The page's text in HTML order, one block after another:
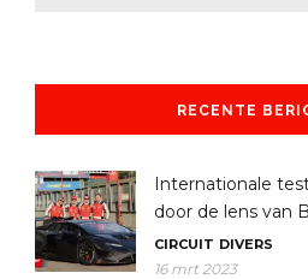
RECENTE
Internationale
door de lens van
CIRCUIT DIVERS
16 mrt 2023